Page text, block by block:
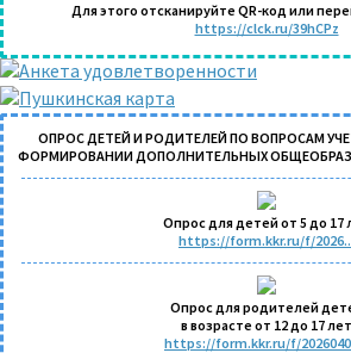
Для этого отсканируйте QR-код или
https://clck.ru/39hCPz
ОПРОС ДЕТЕЙ И РОДИТЕЛЕЙ ПО ВОПРОСАМ
ФОРМИРОВАНИИ ДОПОЛНИТЕЛЬНЫХ
Опрос для детей от 5 до 17
https://form.kkr.ru/f/
Опрос для родителей
в возрасте от 12 до 17 лет
https://form.kkr.ru/f/